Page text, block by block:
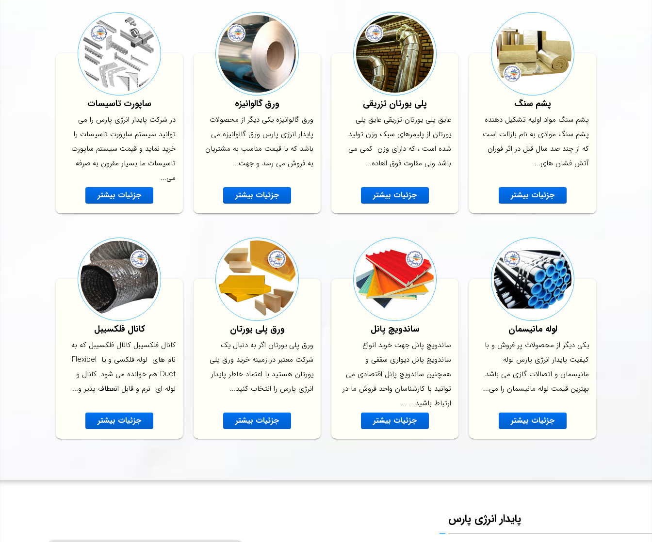
پشم سنگ
پشم سنگ مواد اولیه تشکیل دهنده
پشم سنگ موادی به نام بازالت است.
که از چند صد سال قبل در اثر فوران
آتش فشان های...
جزئیات بیشتر
پلی یورتان تزریقی
عایق پلی یورتان تزریقی عایق پلی
یورتان از پلیمرهای سبک وزن تولید
شده است ، که دارای وزن کمی می
باشد ولی مقاوت فوق العاده...
جزئیات بیشتر
ورق گالوانیزه
ورق گالوانیزه یکی دیگر از محصولات
پایدار انرژی پارس ورق گالوانیزه می
باشد که با قیمت مناسب به مشتریان
به فروش می رسد و جهت...
جزئیات بیشتر
ساپورت تاسیسات
در شرکت پایدار انرژی پارس را می
توانید سیستم ساپورت تاسیسات را
خرید نماید و قیمت سیستم ساپورت
تاسیسات ما بسیار مقرون به صرفه
می...
جزئیات بیشتر
لوله مانیسمان
یکی دیگر از محصولات پر فروش و با
کیفیت پایدار انرژی پارس لوله
مانیسمان و اتصالات گازی می باشد.
بهترین قیمت لوله مانیسمان را می...
جزئیات بیشتر
ساندویچ پانل
ساندویچ پانل جهت خرید انواع
ساندویچ پانل دیواری سقفی و
همچنین ساندویچ پانل اقتصادی می
توانید با کارشناسان واحد فروش ما در
ارتباط باشید. . ...
جزئیات بیشتر
ورق پلی یورتان
ورق پلی یورتان اگر به دنبال یک
شرکت معتبر در زمینه خرید ورق پلی
یورتان هستید با اعتماد خاطر پایدار
انرژی پارس را انتخاب کنید...
جزئیات بیشتر
کانال فلکسیبل
کانال فلکسیبل کانال فلکسیبل که به
نام های لوله فلکسی و یا Flexibel
Duct هم خوانده می شود. کانال و
لوله ای نرم و قابل انعطاف پذیر و...
جزئیات بیشتر
پایدار انرژی پارس